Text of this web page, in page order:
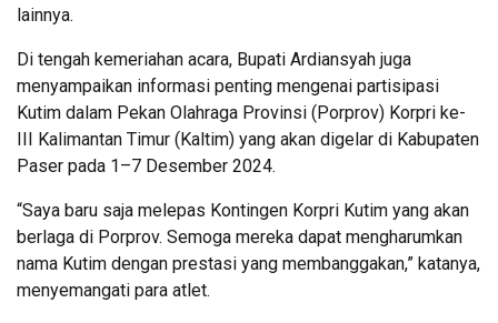
lainnya.
Di tengah kemeriahan acara, Bupati Ardiansyah juga
menyampaikan informasi penting mengenai partisipasi
Kutim dalam Pekan Olahraga Provinsi (Porprov) Korpri ke-
III Kalimantan Timur (Kaltim) yang akan digelar di Kabupaten
Paser pada 1–7 Desember 2024.
“Saya baru saja melepas Kontingen Korpri Kutim yang akan
berlaga di Porprov. Semoga mereka dapat mengharumkan
nama Kutim dengan prestasi yang membanggakan,” katanya,
menyemangati para atlet.